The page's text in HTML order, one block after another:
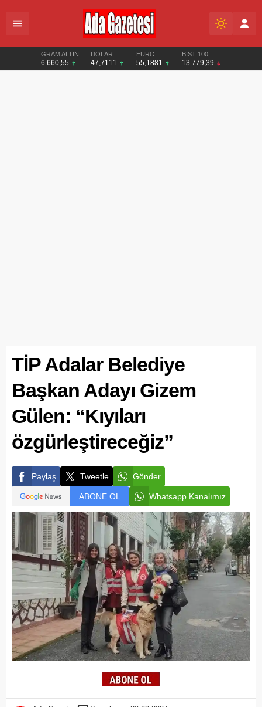
GRAM ALTIN
6.660,55
DOLAR
47,7111
EURO
55,1881
BIST 100
13.779,39
TİP Adalar Belediye
Başkan Adayı Gizem
Gülen: “Kıyıları
özgürleştireceğiz”
Paylaş Tweetle Gönder
ABONE OL Whatsapp Kanalımız